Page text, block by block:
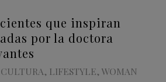
que inspiran
por la doctora
CULTURA, LIFESTYLE, WOMAN